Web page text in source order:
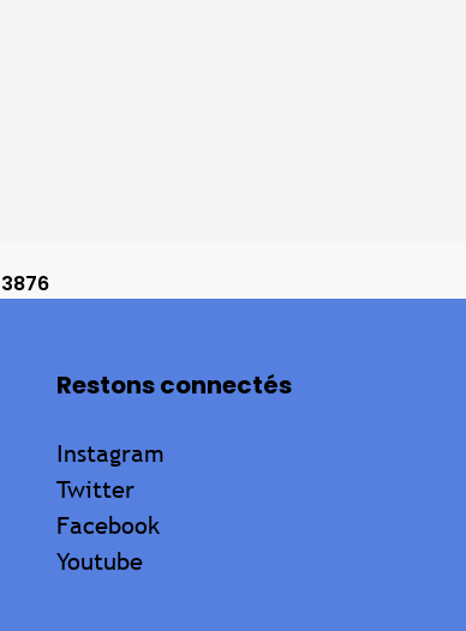
3876
Restons connectés
Instagram
Twitter
Facebook
Youtube